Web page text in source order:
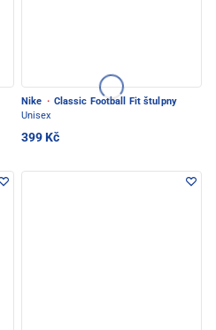
Nike · Classic Football Fit štulpny
Unisex
399 Kč